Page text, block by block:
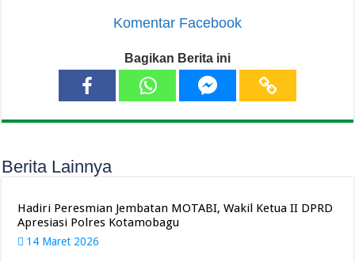
Komentar Facebook
Bagikan Berita ini
Berita Lainnya
Hadiri Peresmian Jembatan MOTABI, Wakil Ketua II DPRD
Apresiasi Polres Kotamobagu
14 Maret 2026